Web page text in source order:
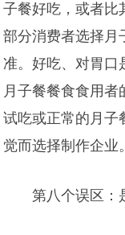
子餐好吃，或者比
部分消费者选择月
准。好吃、对胃口
月子餐餐食食用
试吃或正常的月子
觉而选择制作企业。
第八个误区：